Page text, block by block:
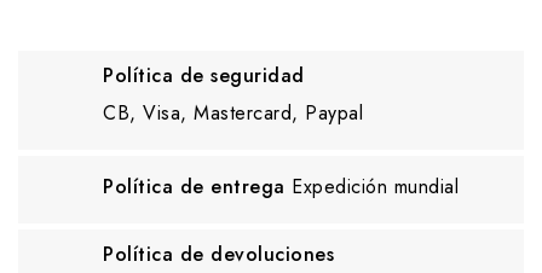
Política de seguridad
CB, Visa, Mastercard, Paypal
Política de entrega Expedición mundial
Política de devoluciones